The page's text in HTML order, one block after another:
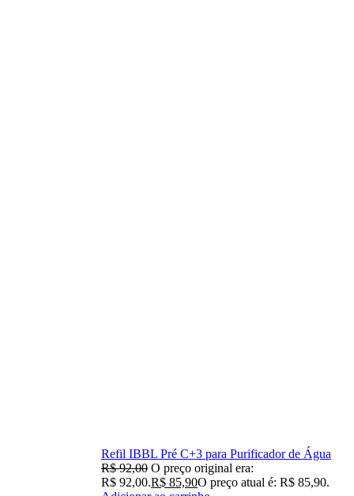
Refil IBBL Pré C+3 para Purificador de Água
R$92,00 O preço original era:
R$ 92,00.R$ 85,90O preço atual é: R$ 85,90.